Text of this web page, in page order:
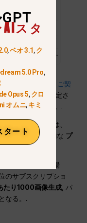
ォータ）を課す
ご契
ベーシック, に限定さ
ナ2しか使えない。.
アクセスするには、
1日あたり標準的な プ
を運営している場
のサブスクリプショ
たり1000画像生成 , パ
なる。.
スタ
,ベオ 3.1,ク
5.0 Pro,
Opus 5,クロ
オムニ,キミ
ート